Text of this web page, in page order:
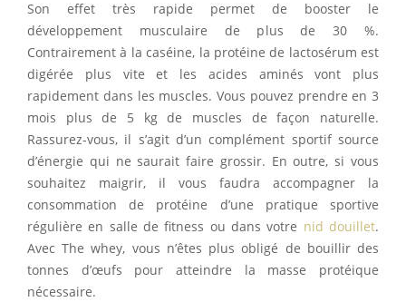
Son effet très rapide permet de booster le
développement musculaire de plus de 30 %.
Contrairement à la caséine, la protéine de lactosérum est
digérée plus vite et les acides aminés vont plus
rapidement dans les muscles. Vous pouvez prendre en 3
mois plus de 5 kg de muscles de façon naturelle.
Rassurez-vous, il s’agit d’un complément sportif source
d’énergie qui ne saurait faire grossir. En outre, si vous
souhaitez maigrir, il vous faudra accompagner la
consommation de protéine d’une pratique sportive
régulière en salle de fitness ou dans votre nid douillet.
Avec The whey, vous n’êtes plus obligé de bouillir des
tonnes d’œufs pour atteindre la masse protéique
nécessaire.